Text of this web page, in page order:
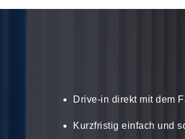
Drive-in direkt mit dem
Kurzfristig einfach und